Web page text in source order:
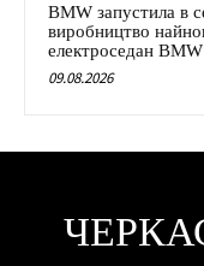
BMW запустила в
виробництво
електроседан
09.08.2026